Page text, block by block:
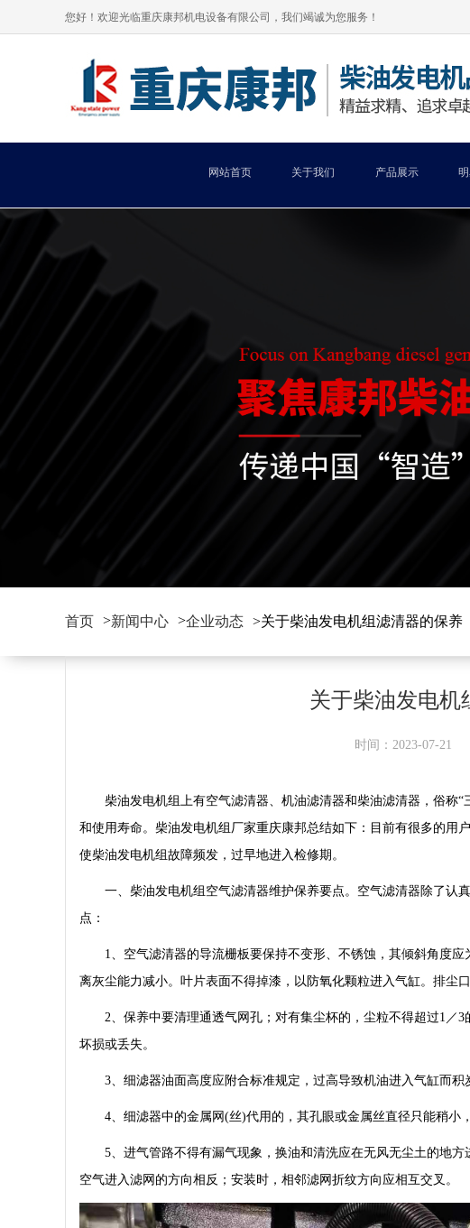
您好！欢迎光临重庆康邦机电设备有限公司，我们竭诚为您服务！
网站首页 关于我们 产品展示
首页 >新闻中心 >企业动态 >关于柴油发电机组滤清器的保养
关于柴油发电机
时间：2023-07-21
柴油发电机组上有空气滤清器、机油滤清器和柴油滤清器，俗称“
和使用寿命。柴油发电机组厂家重庆康邦总结如下：目前有很多的用
使柴油发电机组故障频发，过早地进入检修期。
一、柴油发电机组空气滤清器维护保养要点。空气滤清器除了认
点：
1、空气滤清器的导流栅板要保持不变形、不锈蚀，其倾斜角度应
离灰尘能力减小。叶片表面不得掉漆，以防氧化颗粒进入气缸。排尘
2、保养中要清理通透气网孔；对有集尘杯的，尘粒不得超过1／3
坏损或丢失。
3、细滤器油面高度应附合标准规定，过高导致机油进入气缸而积
4、细滤器中的金属网(丝)代用的，其孔眼或金属丝直径只能稍小
5、进气管路不得有漏气现象，换油和清洗应在无风无尘土的地方
空气进入滤网的方向相反；安装时，相邻滤网折纹方向应相互交叉。